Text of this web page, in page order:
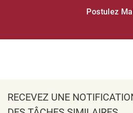
Postulez
RECEVEZ UNE